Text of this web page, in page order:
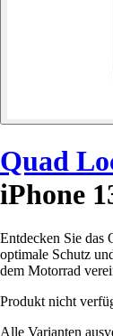
Quad
iPhone
Entdecken Sie das
optimale Schutz
dem Motorrad
Produkt nicht
Alle Varianten